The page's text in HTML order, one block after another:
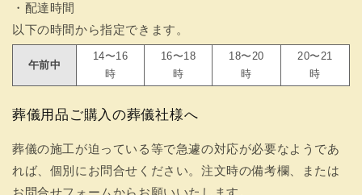
・配達時間
以下の時間から指定できます。
午前中
14〜16
時
16〜18
時
18〜20
時
20〜21
時
葬儀用品ご購入の葬儀社様へ
葬儀の施工が迫っている等で急遽の対応が必要なようであ
れば、個別にお問合せください。注文時の備考欄、または
お問合せフォームからお願いいたします。